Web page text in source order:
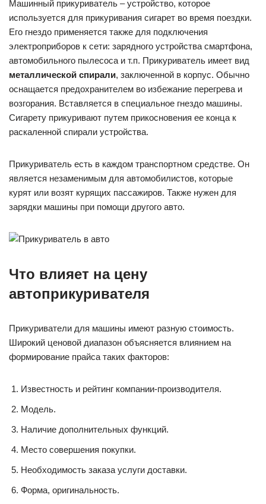
Машинный прикуриватель – устройство, которое
используется для прикуривания сигарет во время поездки.
Его гнездо применяется также для подключения
электроприборов к сети: зарядного устройства смартфона,
автомобильного пылесоса и т.п. Прикуриватель имеет вид
металлической спирали, заключенной в корпус. Обычно
оснащается предохранителем во избежание перегрева и
возгорания. Вставляется в специальное гнездо машины.
Сигарету прикуривают путем прикосновения ее конца к
раскаленной спирали устройства.
Прикуриватель есть в каждом транспортном средстве. Он
является незаменимым для автомобилистов, которые
курят или возят курящих пассажиров. Также нужен для
зарядки машины при помощи другого авто.
Что влияет на цену
автоприкуривателя
Прикуриватели для машины имеют разную стоимость.
Широкий ценовой диапазон объясняется влиянием на
формирование прайса таких факторов:
Известность и рейтинг компании-производителя.
Модель.
Наличие дополнительных функций.
Место совершения покупки.
Необходимость заказа услуги доставки.
Форма, оригинальность.